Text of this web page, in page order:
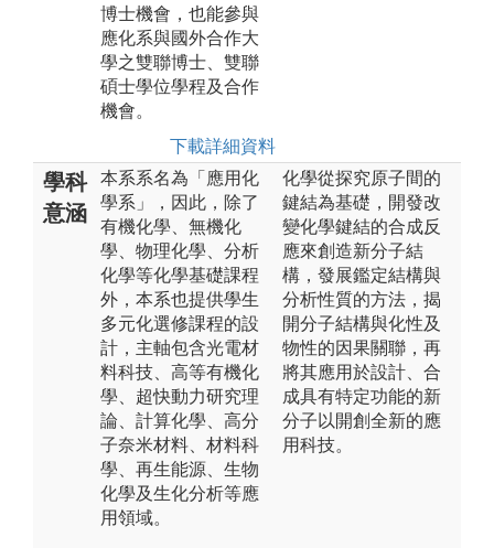
博士機會，也能參與
應化系與國外合作大
學之雙聯博士、雙聯
碩士學位學程及合作
機會。
下載詳細資料
學科
意涵
本系系名為「應用化
學系」，因此，除了
有機化學、無機化
學、物理化學、分析
化學等化學基礎課程
外，本系也提供學生
多元化選修課程的設
計，主軸包含光電材
料科技、高等有機化
學、超快動力研究理
論、計算化學、高分
子奈米材料、材料科
學、再生能源、生物
化學及生化分析等應
用領域。
化學從探究原子間的
鍵結為基礎，開發改
變化學鍵結的合成反
應來創造新分子結
構，發展鑑定結構與
分析性質的方法，揭
開分子結構與化性及
物性的因果關聯，再
將其應用於設計、合
成具有特定功能的新
分子以開創全新的應
用科技。